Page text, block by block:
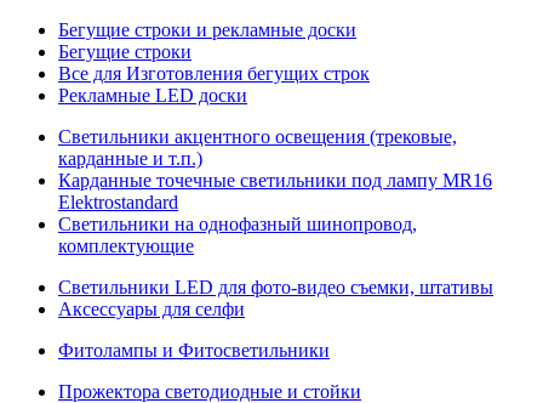
Бегущие строки и рекламные доски
Бегущие строки
Все для Изготовления бегущих строк
Рекламные LED доски
Светильники акцентного освещения (трековые,
карданные и т.п.)
Карданные точечные светильники под лампу MR16
Elektrostandard
Светильники на однофазный шинопровод,
комплектующие
Светильники LED для фото-видео съемки, штативы
Аксессуары для селфи
Фитолампы и Фитосветильники
Прожектора светодиодные и стойки